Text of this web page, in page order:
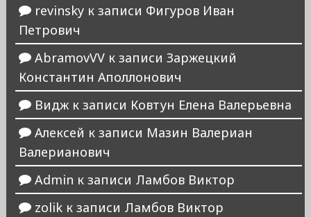
revinskyк записи Фигуров Иван
Петрович
AbramovVVк записи Заржецкий
Константин Аполлонович
Виджк записи Ковтун Елена Валерьевна
Алексей к записи Мазин Валериан
Валерианович
Admin к записи Ламбов Виктор
zolikк записи Ламбов Виктор